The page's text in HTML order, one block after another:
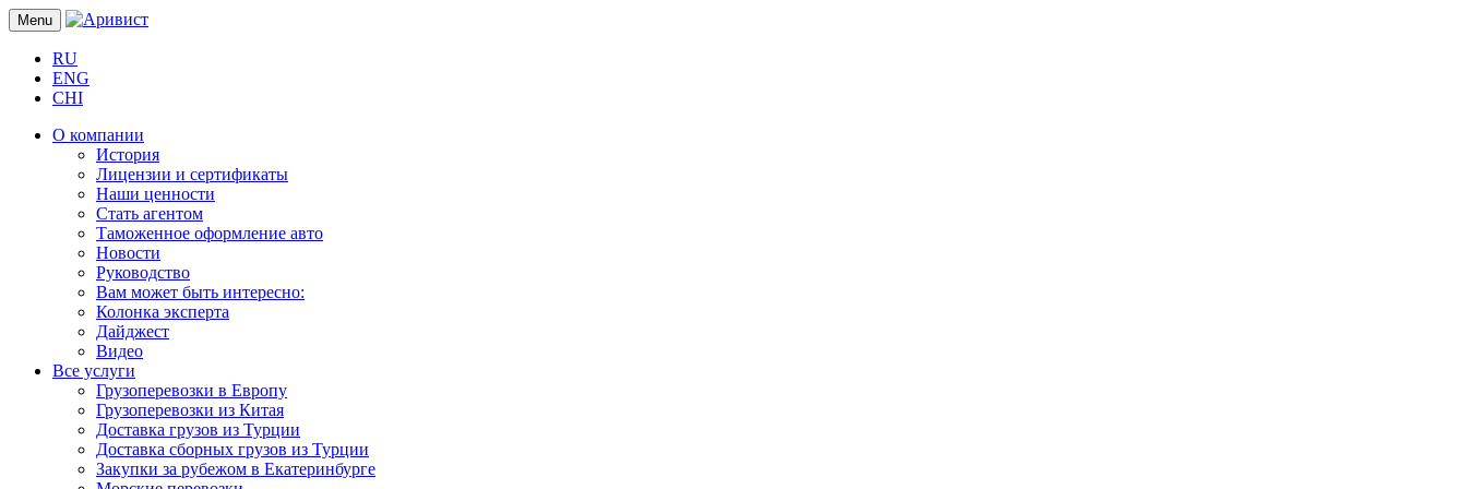
Menu
RU
ENG
CHI
О компании
История
Лицензии и сертификаты
Наши ценности
Стать агентом
Таможенное оформление авто
Новости
Руководство
Вам может быть интересно:
Колонка эксперта
Дайджест
Видео
Все услуги
Грузоперевозки в Европу
Грузоперевозки из Китая
Доставка грузов из Турции
Доставка сборных грузов из Турции
Закупки за рубежом в Екатеринбурге